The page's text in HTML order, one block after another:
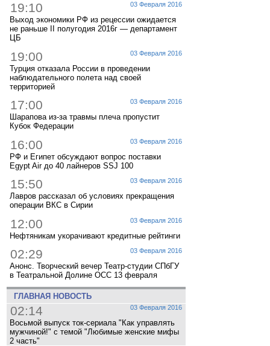
03 Февраля 2016
19:10
Выход экономики РФ из рецессии ожидается
не раньше II полугодия 2016г — департамент
ЦБ
03 Февраля 2016
19:00
Турция отказала России в проведении
наблюдательного полета над своей
территорией
03 Февраля 2016
17:00
Шарапова из-за травмы плеча пропустит
Кубок Федерации
03 Февраля 2016
16:00
РФ и Египет обсуждают вопрос поставки
Egypt Air до 40 лайнеров SSJ 100
03 Февраля 2016
15:50
Лавров рассказал об условиях прекращения
операции ВКС в Сирии
03 Февраля 2016
12:00
Нефтяникам укорачивают кредитные рейтинги
03 Февраля 2016
02:29
Анонс. Творческий вечер Театр-студии СПбГУ
в Театральной Долине ОСС 13 февраля
ГЛАВНАЯ НОВОСТЬ
03 Февраля 2016
02:14
Восьмой выпуск ток-сериала "Как управлять
мужчиной!" с темой "Любимые женские мифы
2 часть"